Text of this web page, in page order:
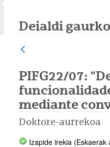
Deialdi
PIFG22/07:
mediante
Doktore-aurrekoa
Izapide irekia